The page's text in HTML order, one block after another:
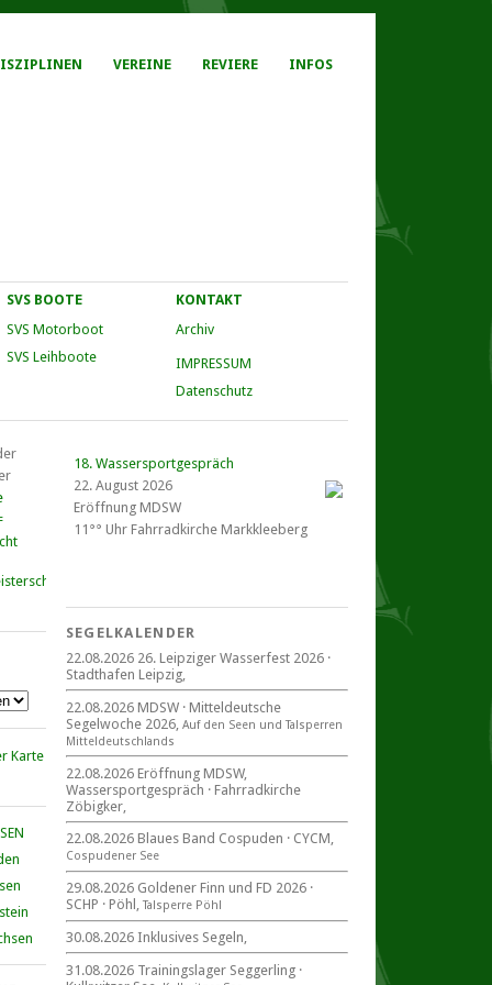
VEREINE REVIERE INFOS
SVS BOOTE
SVS Motorboot
SVS Leihboote
KONTAKT
Archiv
IMPRESSUM
Datenschutz
18. Wassersportgespräch
22. August 2026
Eröffnung MDSW
11°° Uhr Fahrrad­kirche Markkleeberg
22. August 2026
für alle Segler am See
Mitteldeutsche Segelwoche
22. – 30. August 2026 in Sachsen ·
Thüringen · Sachsen Anhalt
Goldener Finn und FD 2026
29. – 30. August 2026
beim SCHP auf der Talsperre Pöhl
SEGELKALENDER
22.08.2026 26. Leipziger Wasserfest 2026 ·
Stadthafen Leipzig,
22.08.2026 MDSW · Mitteldeutsche
Segelwoche 2026, Auf den Seen und Tal­sperren
Mittel­deut­sch­lands
22.08.2026 Eröffnung MDSW,
Wassersportgespräch · Fahrradkirche
Zöbigker,
22.08.2026 Blaues Band Cospuden · CYCM,
Cospudener See
29.08.2026 Goldener Finn und FD 2026 ·
SCHP · Pöhl, Talsperre Pöhl
30.08.2026 Inklusives Segeln,
31.08.2026 Trainingslager Seggerling ·